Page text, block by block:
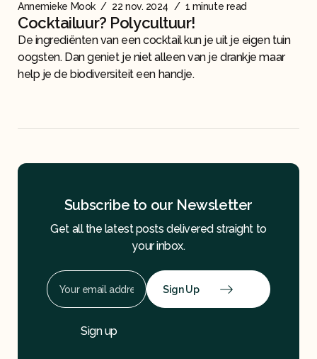
Annemieke Mook / 22 nov. 2024 / 1 minute read
Cocktailuur? Polycultuur!
De ingrediënten van een cocktail kun je uit je eigen tuin
oogsten. Dan geniet je niet alleen van je drankje maar
help je de biodiversiteit een handje.
Subscribe to our Newsletter
Get all the latest posts delivered straight to
your inbox.
Sign Up
Sign up